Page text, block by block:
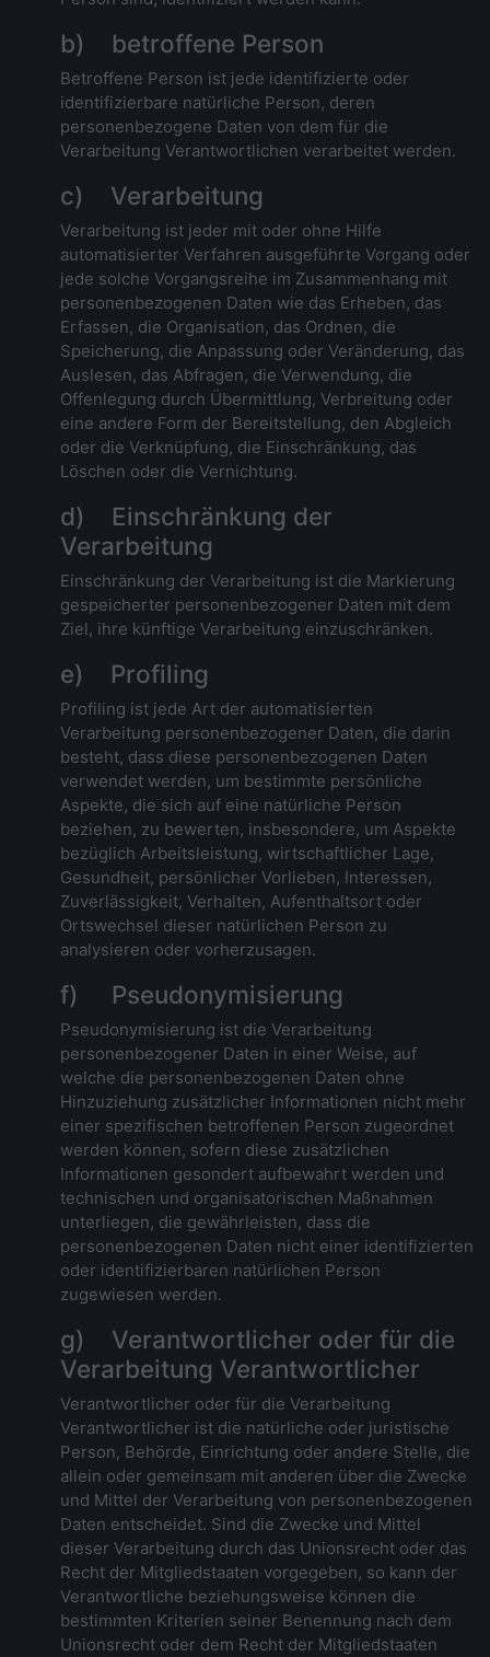
b) betroffene Person
Betroffene Person ist jede identifizierte oder
identifizierbare natürliche Person, deren
personenbezogene Daten von dem für die
Verarbeitung Verantwortlichen verarbeitet werden.
c) Verarbeitung
Verarbeitung ist jeder mit oder ohne Hilfe
automatisierter Verfahren ausgeführte Vorgang oder
jede solche Vorgangsreihe im Zusammenhang mit
personenbezogenen Daten wie das Erheben, das
Erfassen, die Organisation, das Ordnen, die
Speicherung, die Anpassung oder Veränderung, das
Auslesen, das Abfragen, die Verwendung, die
Offenlegung durch Übermittlung, Verbreitung oder
eine andere Form der Bereitstellung, den Abgleich
oder die Verknüpfung, die Einschränkung, das
Löschen oder die Vernichtung.
d) Einschränkung der
Verarbeitung
Einschränkung der Verarbeitung ist die Markierung
gespeicherter personenbezogener Daten mit dem
Ziel, ihre künftige Verarbeitung einzuschränken.
e) Profiling
Profiling ist jede Art der automatisierten
Verarbeitung personenbezogener Daten, die darin
besteht, dass diese personenbezogenen Daten
verwendet werden, um bestimmte persönliche
Aspekte, die sich auf eine natürliche Person
beziehen, zu bewerten, insbesondere, um Aspekte
bezüglich Arbeitsleistung, wirtschaftlicher Lage,
Gesundheit, persönlicher Vorlieben, Interessen,
Zuverlässigkeit, Verhalten, Aufenthaltsort oder
Ortswechsel dieser natürlichen Person zu
analysieren oder vorherzusagen.
f) Pseudonymisierung
Pseudonymisierung ist die Verarbeitung
personenbezogener Daten in einer Weise, auf
welche die personenbezogenen Daten ohne
Hinzuziehung zusätzlicher Informationen nicht mehr
einer spezifischen betroffenen Person zugeordnet
werden können, sofern diese zusätzlichen
Informationen gesondert aufbewahrt werden und
technischen und organisatorischen Maßnahmen
unterliegen, die gewährleisten, dass die
personenbezogenen Daten nicht einer identifizierten
oder identifizierbaren natürlichen Person
zugewiesen werden.
g) Verantwortlicher oder für die
Verarbeitung Verantwortlicher
Verantwortlicher oder für die Verarbeitung
Verantwortlicher ist die natürliche oder juristische
Person, Behörde, Einrichtung oder andere Stelle, die
allein oder gemeinsam mit anderen über die Zwecke
und Mittel der Verarbeitung von personenbezogenen
Daten entscheidet. Sind die Zwecke und Mittel
dieser Verarbeitung durch das Unionsrecht oder das
Recht der Mitgliedstaaten vorgegeben, so kann der
Verantwortliche beziehungsweise können die
bestimmten Kriterien seiner Benennung nach dem
Unionsrecht oder dem Recht der Mitgliedstaaten